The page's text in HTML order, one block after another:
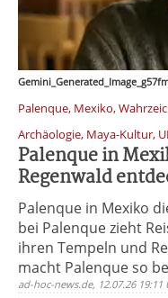
Palenque, Mexiko,
Archäologie, Maya-Kultur,
Palenque in
Regenwald
Palenque in Mexiko
bei Palenque zieht
ihren Tempeln und
macht Palenque so
ad-hoc-news.de, 12.07.26 19:11